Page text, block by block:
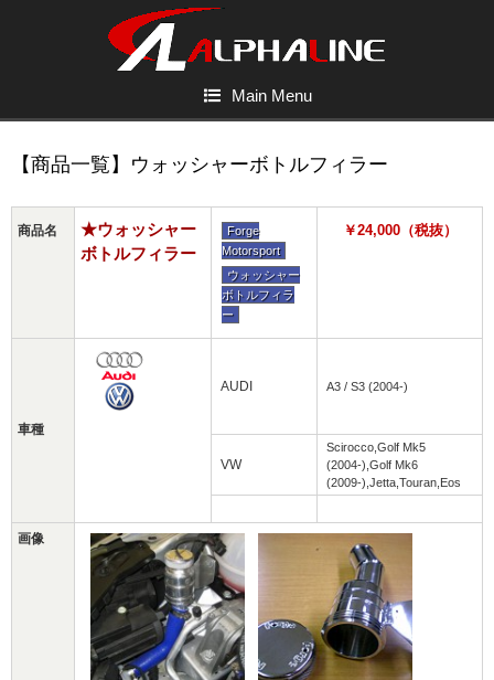
Main Menu
【商品一覧】ウォッシャーボトルフィラー
商品名
★ウォッシャー
ボトルフィラー
Forge
Motorsport
ウォッシャー
ボトルフィラ
ー
￥24,000（税抜）
車種
AUDI A3 / S3 (2004-)
VW
Scirocco,Golf Mk5
(2004-),Golf Mk6
(2009-),Jetta,Touran,Eos
画像